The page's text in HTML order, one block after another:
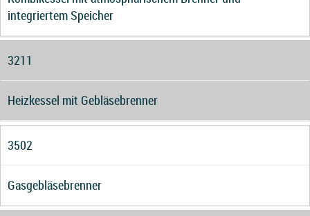
integriertem Speicher
3211
Heizkessel mit Gebläsebrenner
3502
Gasgebläsebrenner